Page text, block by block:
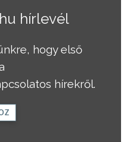
hírlevél
hogy első
hírekről.